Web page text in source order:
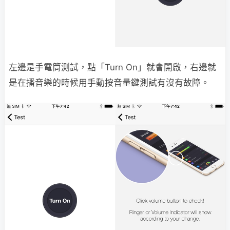
左邊是手電筒測試，點「Turn On」就會開啟，右邊就
是在播音樂的時候用手動按音量鍵測試有沒有故障。